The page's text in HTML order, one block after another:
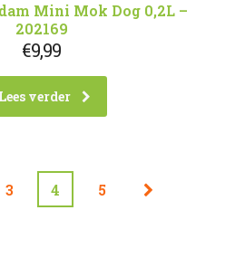
Mini Mok Dog 0,2L –
202169
€9,99
Lees verder
3 4 5